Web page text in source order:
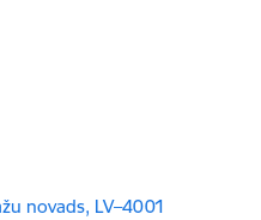
novads, LV–4001